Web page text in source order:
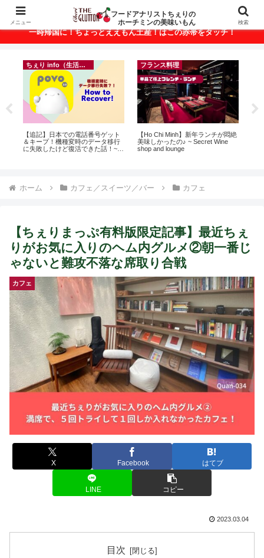
ベトナム・ホーチミンの美味いもんが満載！
一時帰国に！ちょっとええもん土産！はこの赤帯をタッチ！
ちぇり info（生活情報）
【追記】日本での電話番号ゲット
＆キープ！機種変時のデータ移行
に失敗したけど復活できた話！~
フランス料理
【Ho Chi Minh】新年ランチが悶絶
美味しかったの♪ ~ Secret Wine
shop and lounge
ホーム カフェ／スイーツ／バー カフェ
【ちぇりまっぷ有料版限定記事】最近ちぇ
りがお気に入りのヘム内グルメ②朝一番じ
ゃないと難攻不落な席取り合戦
カフェ
X Facebook はてブ
LINE コピー
2023.03.04
目次
メニュー
フードアナリストちぇりの
ホーチミンの美味いもん
検索